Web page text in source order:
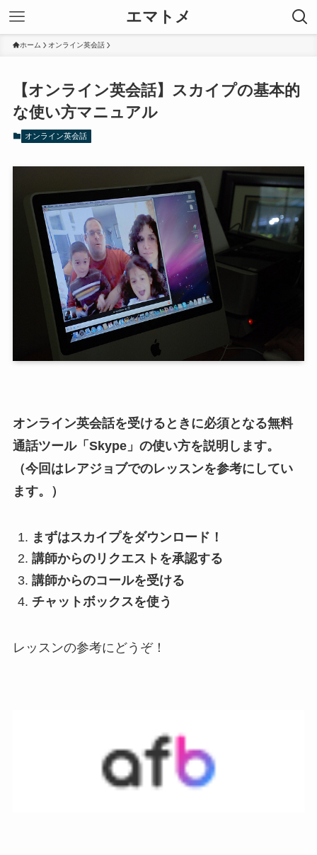
エマトメ
ホーム オンライン英会話
【オンライン英会話】スカイプの基本的
な使い方マニュアル
オンライン英会話
オンライン英会話を受けるときに必須となる無料
通話ツール「Skype」の使い方を説明します。
（今回はレアジョブでのレッスンを参考にしてい
ます。）
まずはスカイプをダウンロード！
講師からのリクエストを承認する
講師からのコールを受ける
チャットボックスを使う
レッスンの参考にどうぞ！